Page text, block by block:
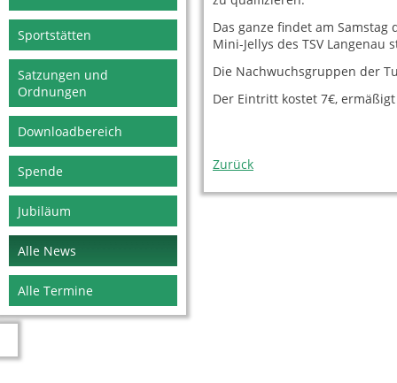
Das ganze findet am
Mini-Jellys des TSV Langenau
Die Nachwuchsgruppen der
Der Eintritt kostet 7€,
Zurück
Sportstätten
Satzungen und
Ordnungen
Downloadbereich
Spende
Jubiläum
Alle News
Alle Termine